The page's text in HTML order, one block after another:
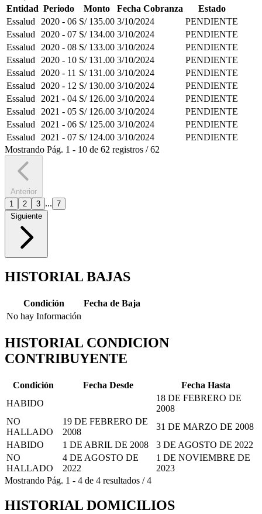
Entidad Periodo Monto Fecha Cobranza
Estado
Essalud
2020 - 06 S/ 135.00 3/10/2024
PENDIENTE
Essalud
2020 - 07 S/ 134.00 3/10/2024
PENDIENTE
Essalud
2020 - 08 S/ 133.00 3/10/2024
PENDIENTE
Essalud
2020 - 10 S/ 131.00 3/10/2024
PENDIENTE
Essalud
2020 - 11 S/ 131.00 3/10/2024
PENDIENTE
Essalud
2020 - 12 S/ 130.00 3/10/2024
PENDIENTE
Essalud
2021 - 04 S/ 126.00 3/10/2024
PENDIENTE
Essalud
2021 - 05 S/ 126.00 3/10/2024
PENDIENTE
Essalud
2021 - 06 S/ 125.00 3/10/2024
PENDIENTE
Essalud
2021 - 07 S/ 124.00 3/10/2024
PENDIENTE
Mostrando Pág. 1 - 10 de 62 registros /62
Anterior
1
2 3 ... 7
Siguiente
HISTORIAL BAJAS
Condición
Fecha de Baja
No hay Información
HISTORIAL CONDICION
CONTRIBUYENTE
Condición Fecha Desde
Fecha Hasta
HABIDO
18 DE FEBRERO DE
2008
NO
HALLADO
19 DE FEBRERO DE
2008
31 DE MARZO DE 2008
HABIDO
1 DE ABRIL DE 2008
3 DE AGOSTO DE 2022
NO
HALLADO
4 DE AGOSTO DE
2022
1 DE NOVIEMBRE DE
2023
Mostrando Pág. 1 - 4 de 4 resultados /4
HISTORIAL DOMICILIOS